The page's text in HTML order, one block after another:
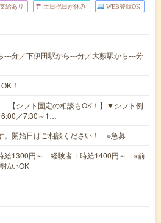
給あり 土日祝日が休み WEB登録OK
---分／下伊田駅から---分／大藪駅から---分
！
【シフト固定の相談もOK！】▼シフト例
／7:30～1…
。開始日はご相談ください！ ※急募
給1300円～ 経験者：時給1400円～ ※前
払いOK